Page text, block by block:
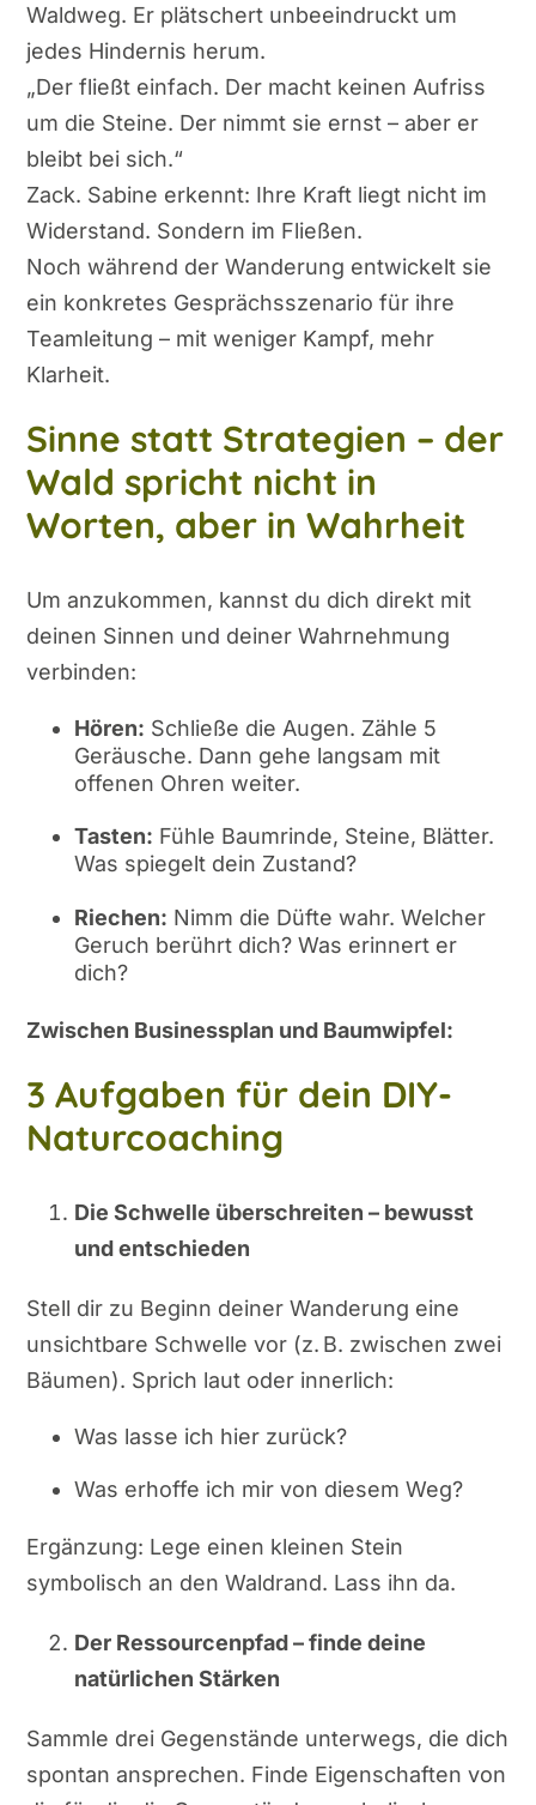
Waldweg. Er plätschert unbeeindruckt um
jedes Hindernis herum.
„Der fließt einfach. Der macht keinen Aufriss
um die Steine. Der nimmt sie ernst – aber er
bleibt bei sich.“
Zack. Sabine erkennt: Ihre Kraft liegt nicht im
Widerstand. Sondern im Fließen.
Noch während der Wanderung entwickelt sie
ein konkretes Gesprächsszenario für ihre
Teamleitung – mit weniger Kampf, mehr
Klarheit.
Sinne statt Strategien – der
Wald spricht nicht in
Worten, aber in Wahrheit
Um anzukommen, kannst du dich direkt mit
deinen Sinnen und deiner Wahrnehmung
verbinden:
Hören: Schließe die Augen. Zähle 5
Geräusche. Dann gehe langsam mit
offenen Ohren weiter.
Tasten: Fühle Baumrinde, Steine, Blätter.
Was spiegelt dein Zustand?
Riechen: Nimm die Düfte wahr. Welcher
Geruch berührt dich? Was erinnert er
dich?
Zwischen Businessplan und Baumwipfel:
3 Aufgaben für dein DIY-
Naturcoaching
Die Schwelle überschreiten – bewusst
und entschieden
Stell dir zu Beginn deiner Wanderung eine
unsichtbare Schwelle vor (z. B. zwischen zwei
Bäumen). Sprich laut oder innerlich:
Was lasse ich hier zurück?
Was erhoffe ich mir von diesem Weg?
Ergänzung: Lege einen kleinen Stein
symbolisch an den Waldrand. Lass ihn da.
Der Ressourcenpfad – finde deine
natürlichen Stärken
Sammle drei Gegenstände unterwegs, die dich
spontan ansprechen. Finde Eigenschaften von